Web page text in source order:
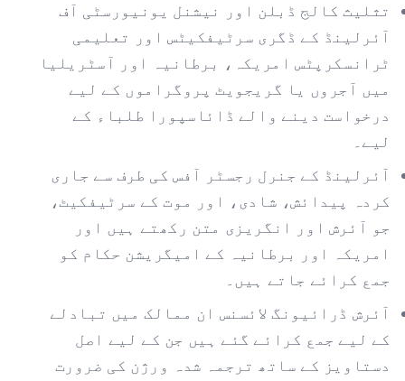
تثلیث کالج ڈبلن اور نیشنل یونیورسٹی آف
آئرلینڈ کے ڈگری سرٹیفکیٹس اور تعلیمی
ٹرانسکرپٹس امریکہ، برطانیہ اور آسٹریلیا
میں آجروں یا گریجویٹ پروگراموں کے لیے
درخواست دینے والے ڈائاسپورا طلباء کے
لیے۔
آئرلینڈ کے جنرل رجسٹر آفس کی طرف سے جاری
کردہ پیدائش، شادی، اور موت کے سرٹیفکیٹ،
جو آئرش اور انگریزی متن رکھتے ہیں اور
امریکہ اور برطانیہ کے امیگریشن حکام کو
جمع کرائے جاتے ہیں۔
آئرش ڈرائیونگ لائسنس ان ممالک میں تبادلے
کے لیے جمع کرائے گئے ہیں جن کے لیے اصل
دستاویز کے ساتھ ترجمہ شدہ ورژن کی ضرورت